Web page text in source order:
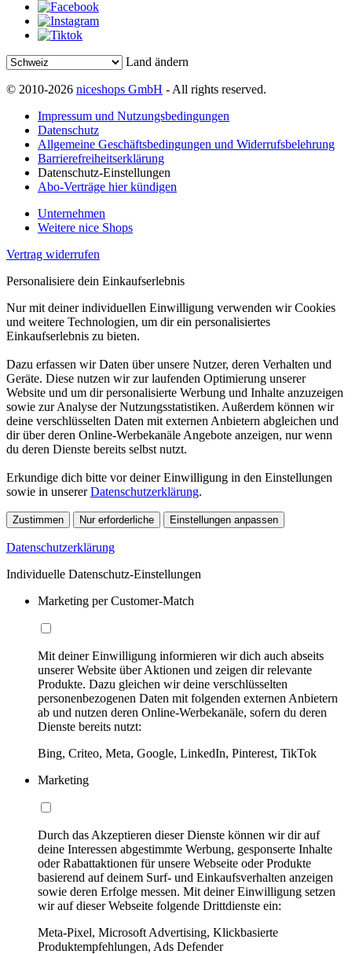
Land ändern
© 2010-2026 niceshops GmbH - All rights reserved.
Impressum und Nutzungsbedingungen
Datenschutz
Allgemeine Geschäftsbedingungen und Widerrufsbelehrung
Barrierefreiheitserklärung
Datenschutz-Einstellungen
Abo-Verträge hier kündigen
Unternehmen
Weitere nice Shops
Vertrag widerrufen
Personalisiere dein Einkaufserlebnis
Nur mit deiner individuellen Einwilligung verwenden wir Cookies
und weitere Technologien, um dir ein personalisiertes
Einkaufserlebnis zu bieten.
Dazu erfassen wir Daten über unsere Nutzer, deren Verhalten und
Geräte. Diese nutzen wir zur laufenden Optimierung unserer
Website und um dir personalisierte Werbung und Inhalte anzuzeigen
sowie zur Analyse der Nutzungsstatistiken. Außerdem können wir
deine verschlüsselten Daten mit externen Anbietern abgleichen und
dir über deren Online-Werbekanäle Angebote anzeigen, nur wenn
du deren Dienste bereits selbst nutzt.
Erkundige dich bitte vor deiner Einwilligung in den Einstellungen
sowie in unsererDatenschutzerklärung.
Zustimmen Nur erforderliche Einstellungen anpassen
Datenschutzerklärung
Individuelle Datenschutz-Einstellungen
Marketing per Customer-Match
Mit deiner Einwilligung informieren wir dich auch abseits
unserer Website über Aktionen und zeigen dir relevante
Produkte. Dazu gleichen wir deine verschlüsselten
personenbezogenen Daten mit folgenden externen Anbietern
ab und nutzen deren Online-Werbekanäle, sofern du deren
Dienste bereits nutzt:
Bing, Criteo, Meta, Google, LinkedIn, Pinterest, TikTok
Marketing
Durch das Akzeptieren dieser Dienste können wir dir auf
deine Interessen abgestimmte Werbung, gesponserte Inhalte
oder Rabattaktionen für unsere Webseite oder Produkte
basierend auf deinem Surf- und Einkaufsverhalten anzeigen
sowie deren Erfolge messen. Mit deiner Einwilligung setzen
wir auf dieser Webseite folgende Drittdienste ein:
Meta-Pixel, Microsoft Advertising, Klickbasierte
Produktempfehlungen, Ads Defender